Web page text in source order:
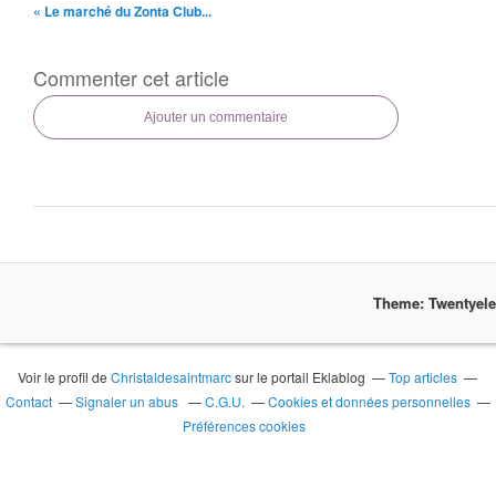
« Le marché du Zonta Club...
Commenter cet article
Ajouter un commentaire
Theme:
Voir le profil deChristaldesaintmarcsur le portail Eklablog
Top articles
Contact
Signaler un abus C.G.U.
Cookies et données personnelles
Préférences cookies